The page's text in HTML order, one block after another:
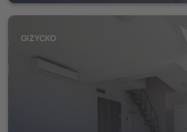
GIZYCKO